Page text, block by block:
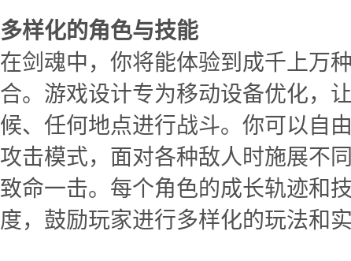
多样化的角色与技能
在剑魂中，你将能体验到成千上万
合。游戏设计专为移动设备优化，
候、任何地点进行战斗。你可以自
攻击模式，面对各种敌人时施展不
致命一击。每个角色的成长轨迹和
度，鼓励玩家进行多样化的玩法和实